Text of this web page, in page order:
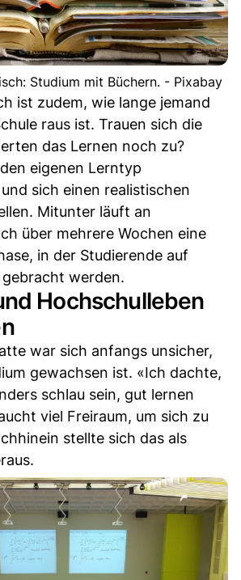
Studium mit Büchern. - Pixabay
ist zudem, wie lange jemand
raus ist. Trauen sich die
das Lernen noch zu?
eigenen Lerntyp
sich einen realistischen
Mitunter läuft an
über mehrere Wochen eine
in der Studierende auf
werden.
Hochschulleben
war sich anfangs unsicher,
gewachsen ist. «Ich dachte,
schlau sein, gut lernen
viel Freiraum, um sich zu
stellte sich das als